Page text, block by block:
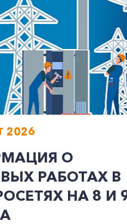
2026
О
РАБОТАХ В
НА 8 И